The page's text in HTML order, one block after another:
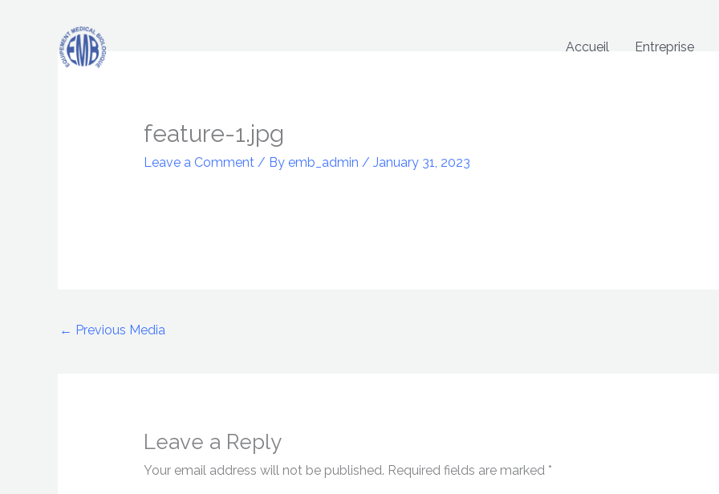
Accueil Entreprise
feature-1.jpg
Leave a Comment / By emb_admin / January 31, 2023
← Previous Media
Leave a Reply
Your email address will not be published. Required fields are marked *